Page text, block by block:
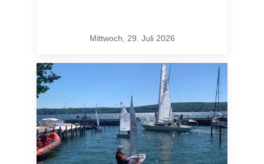
Mittwoch, 29. Juli 2026